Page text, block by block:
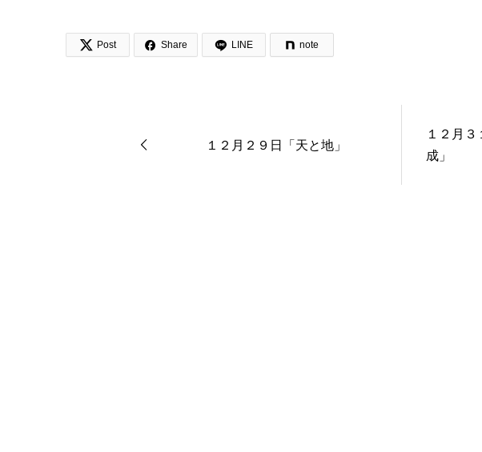
 Post  Share LINE note
１２月２９日「天と地」
１２月
成」